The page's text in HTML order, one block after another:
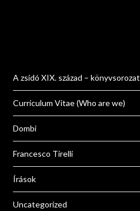
A zsidó XIX. század – könyvsorozat
Curriculum Vitae (Who are we)
Dombi
Francesco Tirelli
Írások
Uncategorized